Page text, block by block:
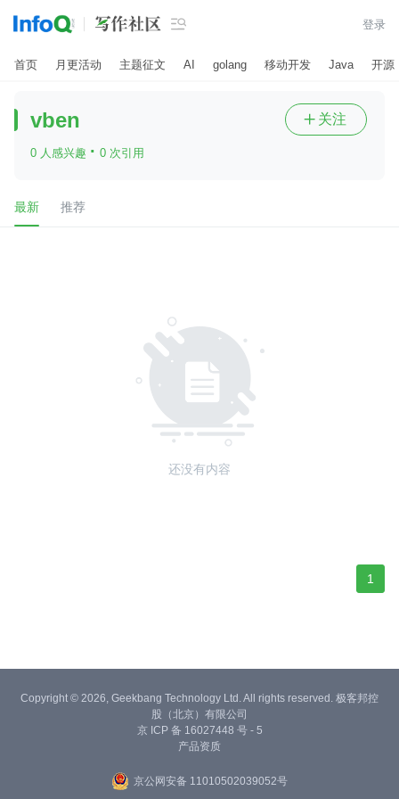
 登录
首页 月更活动 主题征文 AI golang 移动开发 Java 开源
vben
0 人感兴趣 · 0 次引用
 关注
最新 推荐
还没有内容
1
Copyright © 2026, Geekbang Technology Ltd. All rights reserved. 极客邦控
股（北京）有限公司
京 ICP 备 16027448 号 - 5
产品资质
京公网安备 11010502039052号